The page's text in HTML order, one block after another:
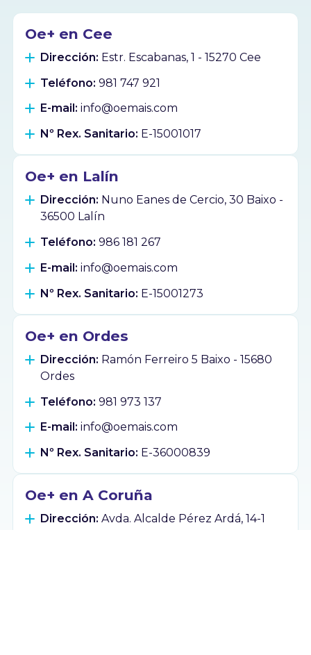
Oe+ en Cee
Dirección: Estr. Escabanas, 1 - 15270 Cee
Teléfono: 981 747 921
E-mail: info@oemais.com
Nº Rex. Sanitario: E-15001017
Oe+ en Lalín
Dirección: Nuno Eanes de Cercio, 30 Baixo -
36500 Lalín
Teléfono: 986 181 267
E-mail: info@oemais.com
Nº Rex. Sanitario: E-15001273
Oe+ en Ordes
Dirección: Ramón Ferreiro 5 Baixo - 15680
Ordes
Teléfono: 981 973 137
E-mail: info@oemais.com
Nº Rex. Sanitario: E-36000839
Oe+ en A Coruña
Dirección: Avda. Alcalde Pérez Ardá, 14-1